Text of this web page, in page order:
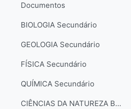
Documentos
BIOLOGIA Secundário
GEOLOGIA Secundário
FÍSICA Secundário
QUÍMICA Secundário
CIÊNCIAS DA NATUREZA Básico